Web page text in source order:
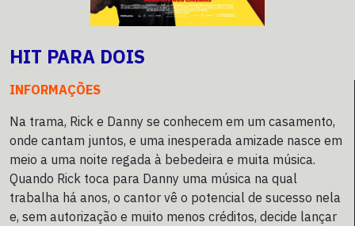
HIT PARA DOIS
INFORMAÇÕES
Na trama, Rick e Danny se conhecem em um casamento,
onde cantam juntos, e uma inesperada amizade nasce em
meio a uma noite regada à bebedeira e muita música.
Quando Rick toca para Danny uma música na qual
trabalha há anos, o cantor vê o potencial de sucesso nela
e, sem autorização e muito menos créditos, decide lançar